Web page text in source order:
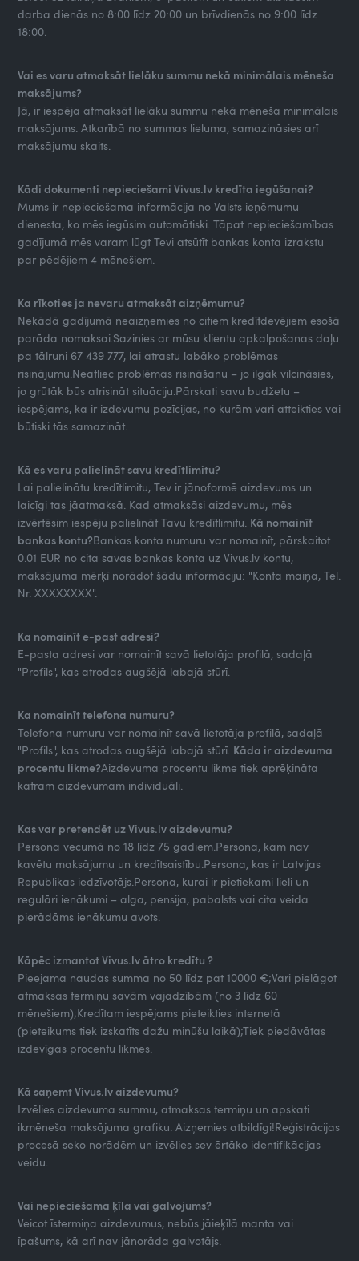
darba dienās no 8:00 līdz 20:00 un brīvdienās no 9:00 līdz
18:00.
Vai es varu atmaksāt lielāku summu nekā minimālais mēneša
maksājums?
Jā, ir iespēja atmaksāt lielāku summu nekā mēneša minimālais
maksājums. Atkarībā no summas lieluma, samazināsies arī
maksājumu skaits.
Kādi dokumenti nepieciešami Vivus.lv kredīta iegūšanai?
Mums ir nepieciešama informācija no Valsts ieņēmumu
dienesta, ko mēs iegūsim automātiski. Tāpat nepieciešamības
gadījumā mēs varam lūgt Tevi atsūtīt bankas konta izrakstu
par pēdējiem 4 mēnešiem.
Ka rīkoties ja nevaru atmaksāt aizņēmumu?
Nekādā gadījumā neaizņemies no citiem kredītdevējiem esošā
parāda nomaksai.Sazinies ar mūsu klientu apkalpošanas daļu
pa tālruni 67 439 777, lai atrastu labāko problēmas
risinājumu.Neatliec problēmas risināšanu – jo ilgāk vilcināsies,
jo grūtāk būs atrisināt situāciju.Pārskati savu budžetu –
iespējams, ka ir izdevumu pozīcijas, no kurām vari atteikties vai
būtiski tās samazināt.
Kā es varu palielināt savu kredītlimitu?
Lai palielinātu kredītlimitu, Tev ir jānoformē aizdevums un
laicīgi tas jāatmaksā. Kad atmaksāsi aizdevumu, mēs
izvērtēsim iespēju palielināt Tavu kredītlimitu. Kā nomainīt
bankas kontu?Bankas konta numuru var nomainīt, pārskaitot
0.01 EUR no cita savas bankas konta uz Vivus.lv kontu,
maksājuma mērķī norādot šādu informāciju: "Konta maiņa, Tel.
Nr. XXXXXXXX".
Ka nomainīt e-past adresi?
E-pasta adresi var nomainīt savā lietotāja profilā, sadaļā
"Profils", kas atrodas augšējā labajā stūrī.
Ka nomainīt telefona numuru?
Telefona numuru var nomainīt savā lietotāja profilā, sadaļā
"Profils", kas atrodas augšējā labajā stūrī. Kāda ir aizdevuma
procentu likme?Aizdevuma procentu likme tiek aprēķināta
katram aizdevumam individuāli.
Kas var pretendēt uz Vivus.lv aizdevumu?
Persona vecumā no 18 līdz 75 gadiem.Persona, kam nav
kavētu maksājumu un kredītsaistību.Persona, kas ir Latvijas
Republikas iedzīvotājs.Persona, kurai ir pietiekami lieli un
regulāri ienākumi – alga, pensija, pabalsts vai cita veida
pierādāms ienākumu avots.
Kāpēc izmantot Vivus.lv ātro kredītu ?
Pieejama naudas summa no 50 līdz pat 10000 €;Vari pielāgot
atmaksas termiņu savām vajadzībām (no 3 līdz 60
mēnešiem);Kredītam iespējams pieteikties internetā
(pieteikums tiek izskatīts dažu minūšu laikā);Tiek piedāvātas
izdevīgas procentu likmes.
Kā saņemt Vivus.lv aizdevumu?
Izvēlies aizdevuma summu, atmaksas termiņu un apskati
ikmēneša maksājuma grafiku. Aizņemies atbildīgi!Reģistrācijas
procesā seko norādēm un izvēlies sev ērtāko identifikācijas
veidu.
Vai nepieciešama ķīla vai galvojums?
Veicot īstermiņa aizdevumus, nebūs jāieķīlā manta vai
īpašums, kā arī nav jānorāda galvotājs.